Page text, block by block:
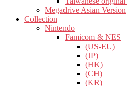
Megadrive Asian Version
Collection
Nintendo
Famicom & NES
(US-EU)
(JP)
(HK)
(CH)
(KR)